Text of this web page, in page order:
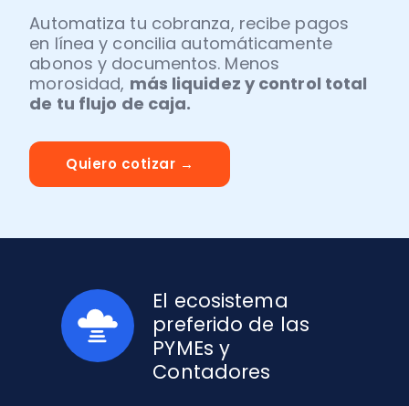
Pago express
Ayuda
Software
Contabilidad
Portal de colaboradores
Soluciones
Contadores
PYMEs
Alianzas
Instituciones
Casos de éxito
Precios
Recomendador de planes
Recursos
Calculadoras
Automatiza tu cobranza, recibe pagos
en línea y concilia automáticamente
abonos y documentos. Menos
morosidad, más liquidez y control total
de tu flujo de caja.
Quiero cotizar →
El ecosistema
preferido de las
PYMEs y
Contadores